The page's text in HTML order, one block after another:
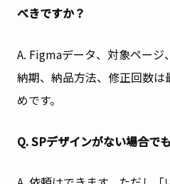
べきですか？
A. Figmaデータ、対象ページ
納期、納品方法、修正回数
めです。
Q. SPデザインがない場合で